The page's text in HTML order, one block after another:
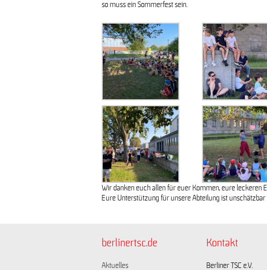
Zusammen mit euch!
so muss ein Sommerfest sein.
Wir danken euch allen für euer Kommen, eure leckeren
Eure Unterstützung für unsere Abteilung ist
berlinertsc.de
Aktuelles
Kontakt
Berliner TSC e.V.